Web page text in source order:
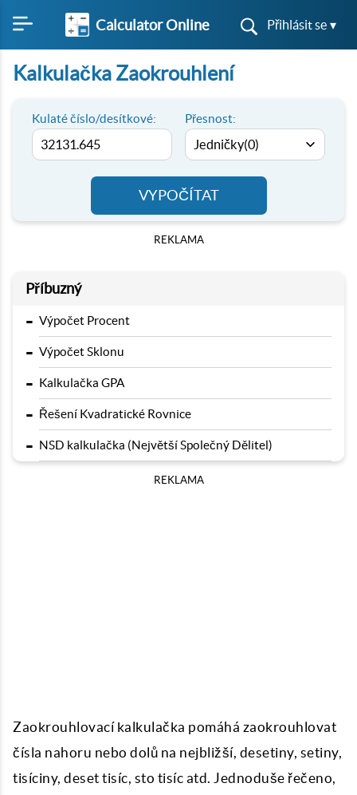
Calculator Online Přihlásit se ▾
Kalkulačka Zaokrouhlení
Kulaté číslo/desítkové: Přesnost:
VYPOČÍTAT
REKLAMA
Příbuzný
- Výpočet Procent
- Výpočet Sklonu
- Kalkulačka GPA
- Řešení Kvadratické Rovnice
- NSD kalkulačka (Největší Společný Dělitel)
REKLAMA
Zaokrouhlovací kalkulačka pomáhá zaokrouhlovat
čísla nahoru nebo dolů na nejbližší, desetiny, setiny,
tisíciny, deset tisíc, sto tisíc atd. Jednoduše řečeno,